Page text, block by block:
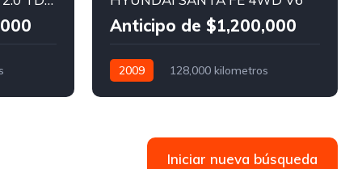
Anticipo de $1,200,000
2009
128,000 kilometros
Iniciar nueva búsqueda